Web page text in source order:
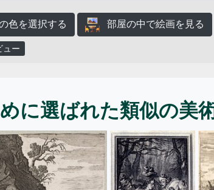
色を選択する 部屋の中で絵画を見る
ュー
に選ばれた類似の美